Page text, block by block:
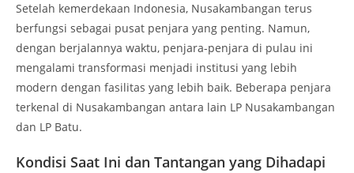
Setelah kemerdekaan Indonesia, Nusakambangan terus
berfungsi sebagai pusat penjara yang penting. Namun,
dengan berjalannya waktu, penjara-penjara di pulau ini
mengalami transformasi menjadi institusi yang lebih
modern dengan fasilitas yang lebih baik. Beberapa penjara
terkenal di Nusakambangan antara lain LP Nusakambangan
dan LP Batu.
Kondisi Saat Ini dan Tantangan yang Dihadapi